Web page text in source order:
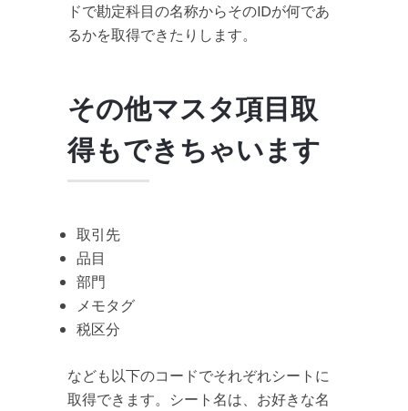
ドで勘定科目の名称からそのIDが何であ
るかを取得できたりします。
その他マスタ項目取
得もできちゃいます
取引先
品目
部門
メモタグ
税区分
なども以下のコードでそれぞれシートに
取得できます。シート名は、お好きな名